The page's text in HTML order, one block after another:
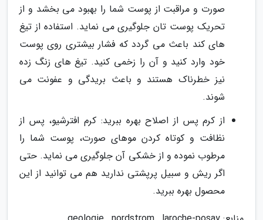
صورت و مراقبت از پوست شما را بهبود می بخشد و از
تحریک پوست تان جلوگیری می نماید. استفاده از تیغ
های کند باعث می گردد که فشار بیشتری روی پوست
خود وارد کنید و آن را زخمی کنید. تیغ های زنگ زده
نیز خطرناک هستند و باعث بریدگی و عفونت می
شوند.
از کرم پس از اصلاح بهره ببرید: کرم افترشیو، پس از
نظافت و کوتاه کردن موهای صورت، پوست شما را
مرطوب نموده و از خشکی آن جلوگیری می نماید. حتی
اگر ریش و سبیل پرپشتی ندارید هم می توانید از این
محصول بهره ببرید.